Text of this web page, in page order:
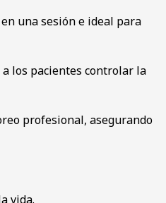
una sesión e ideal para
los pacientes controlar la
profesional, asegurando
vida.